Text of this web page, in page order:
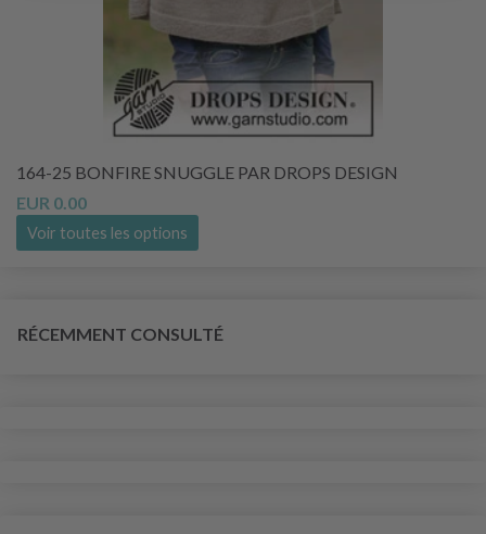
164-25 BONFIRE SNUGGLE PAR DROPS DESIGN
EUR 0.00
Voir toutes les options
RÉCEMMENT CONSULTÉ